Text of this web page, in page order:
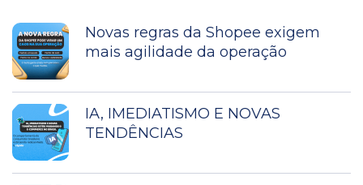
Novas regras da Shopee exigem
mais agilidade da operação
IA, IMEDIATISMO E NOVAS
TENDÊNCIAS